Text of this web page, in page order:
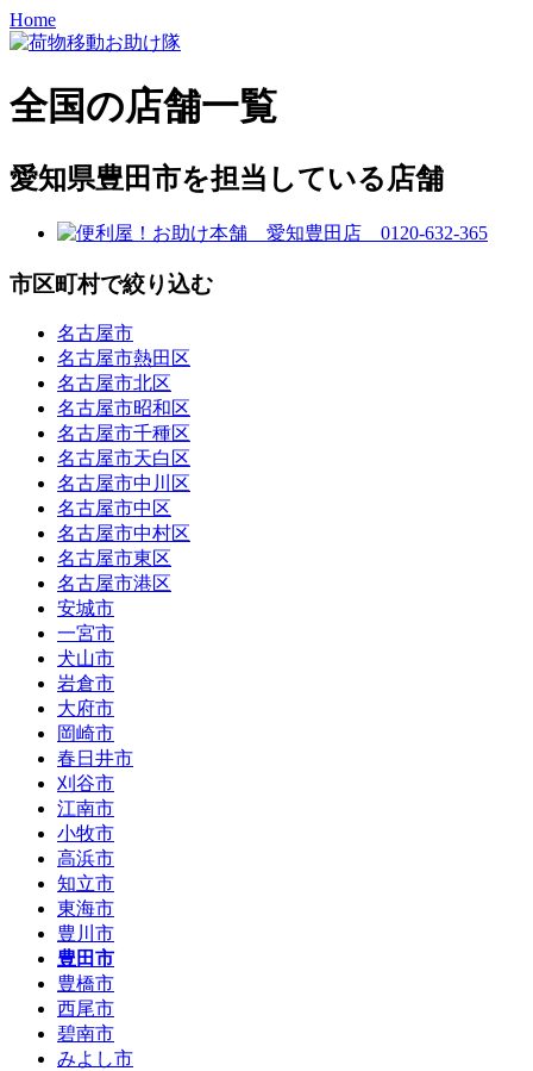
Home
全国の店舗一覧
愛知県豊田市を担当している店舗
市区町村で絞り込む
名古屋市
名古屋市熱田区
名古屋市北区
名古屋市昭和区
名古屋市千種区
名古屋市天白区
名古屋市中川区
名古屋市中区
名古屋市中村区
名古屋市東区
名古屋市港区
安城市
一宮市
犬山市
岩倉市
大府市
岡崎市
春日井市
刈谷市
江南市
小牧市
高浜市
知立市
東海市
豊川市
豊田市
豊橋市
西尾市
碧南市
みよし市